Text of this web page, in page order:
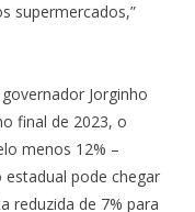
supermercados,”
Jorginho
final de 2023, o
menos 12% –
pode chegar
reduzida de 7% para